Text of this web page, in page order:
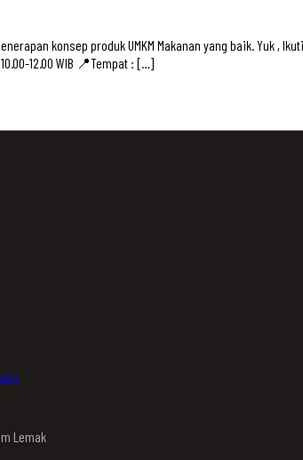
konsep produk UMKM Makanan yang baik. Yuk , Ikuti
12.00 WIB 📍Tempat : […]
Lemak